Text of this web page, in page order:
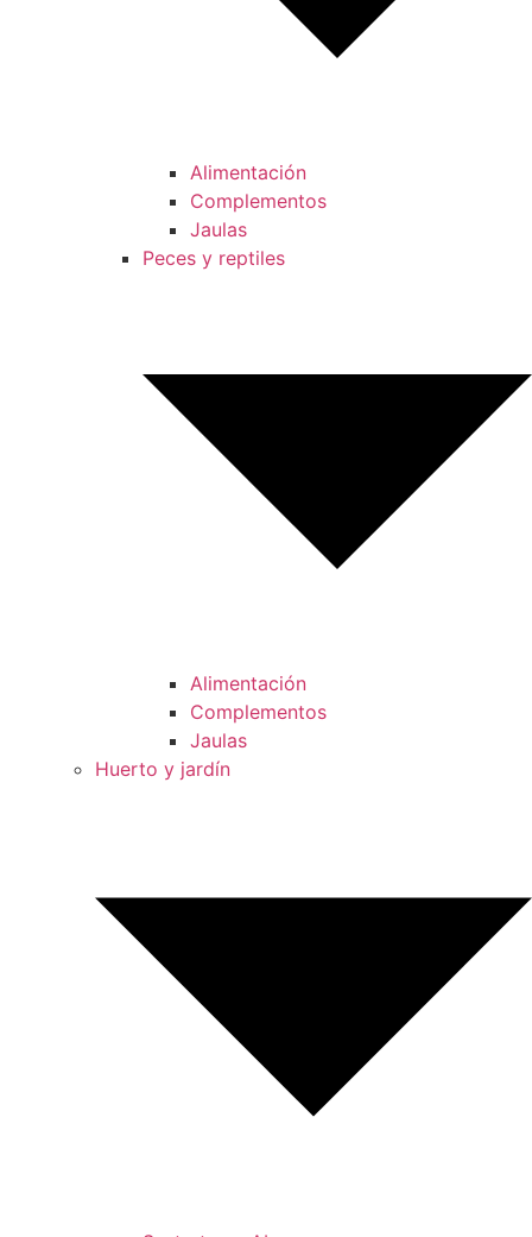
Alimentación
Complementos
Jaulas
Peces y reptiles
Alimentación
Complementos
Jaulas
Huerto y jardín